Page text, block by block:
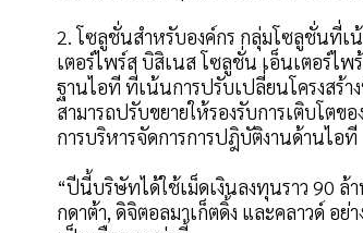
2. โซลูชั่นสำหรับองค์กร กลุ่มโซลูชั่นที่เน้
เตอร์ไพร์ส บิสิเนส โซลูชั่น เอ็นเตอร์ไ
ฐานไอที ที่เน้นการปรับเปลี่ยนโครงสร้
สามารถปรับขยายให้รองรับการเติบโตข
การบริหารจัดการการปฎิบัติงานด้านไอที
“ปีนี้บริษัทได้ใช้เม็ดเงินลงทุนราว 90
กดาต้า, ดิจิตอลมาเก็ตดิ้ง และคลาวด์ อย่